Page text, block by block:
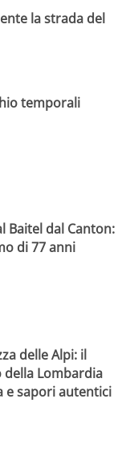
la strada del
temporali
Baitel dal Canton:
di 77 anni
delle Alpi: il
Lombardia
e sapori autentici